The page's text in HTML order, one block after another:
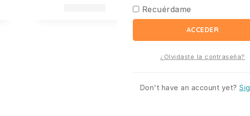
Recuérdame
ACCEDER
¿Olvidaste la contraseña?
Don't have an account yet?